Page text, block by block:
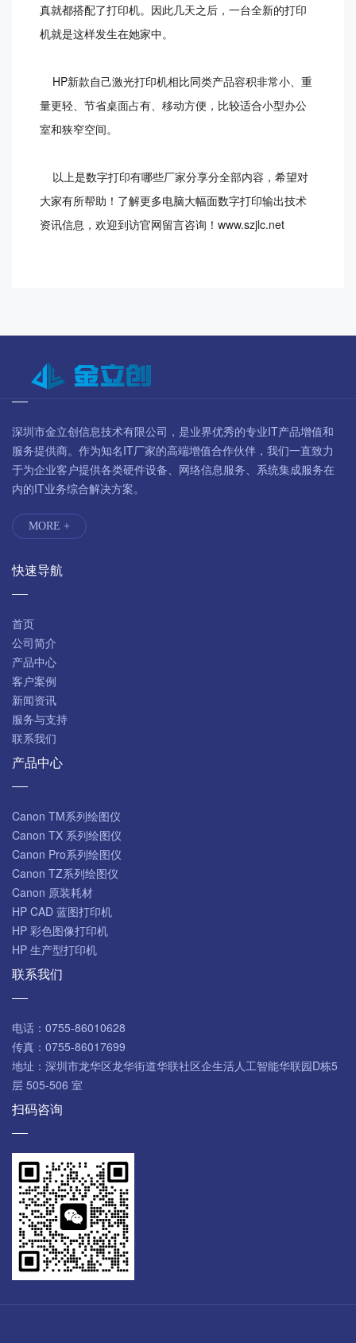
真就都搭配了打印机。因此几天之后，一台全新的打印
机就是这样发生在她家中。
HP新款自己激光打印机相比同类产品容积非常小、重
量更轻、节省桌面占有、移动方便，比较适合小型办公
室和狭窄空间。
以上是数字打印有哪些厂家分享分全部内容，希望对
大家有所帮助！了解更多电脑大幅面数字打印输出技术
资讯信息，欢迎到访官网留言咨询！www.szjlc.net
深圳市金立创信息技术有限公司，是业界优秀的专业IT产品增值和
服务提供商。作为知名IT厂家的高端增值合作伙伴，我们一直致力
于为企业客户提供各类硬件设备、网络信息服务、系统集成服务在
内的IT业务综合解决方案。
MORE +
快速导航
首页
公司简介
产品中心
客户案例
新闻资讯
服务与支持
联系我们
产品中心
Canon TM系列绘图仪
Canon TX 系列绘图仪
Canon Pro系列绘图仪
Canon TZ系列绘图仪
Canon 原装耗材
HP CAD 蓝图打印机
HP 彩色图像打印机
HP 生产型打印机
联系我们
电话： 0755-86010628
传真： 0755-86017699
地址： 深圳市龙华区龙华街道华联社区企生活人工智能华联园D栋5
层 505-506 室
扫码咨询